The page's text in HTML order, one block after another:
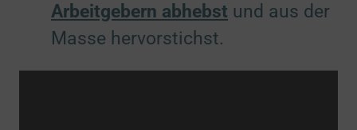
Arbeitgebern abhebst und aus der
Masse hervorstichst.